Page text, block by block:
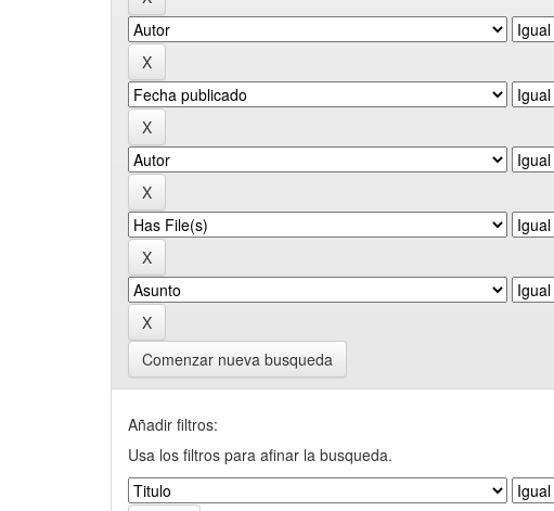
Comenzar nueva busqueda
Añadir filtros:
Usa los filtros para afinar la busqueda.